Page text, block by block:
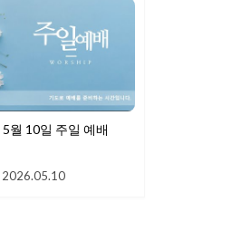
2026년 5월 10일 주일 예배
2026.05.10